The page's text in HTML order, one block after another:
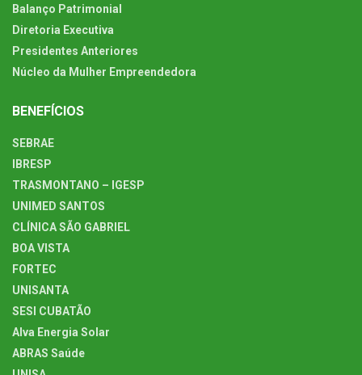
Balanço Patrimonial
Diretoria Executiva
Presidentes Anteriores
Núcleo da Mulher Empreendedora
BENEFÍCIOS
SEBRAE
IBRESP
TRASMONTANO – IGESP
UNIMED SANTOS
CLÍNICA SÃO GABRIEL
BOA VISTA
FORTEC
UNISANTA
SESI CUBATÃO
Alva Energia Solar
ABRAS Saúde